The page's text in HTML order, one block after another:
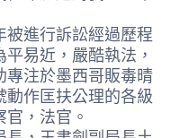
進行訴訟經過歷程
易近，嚴酷執法，
專注於墨西哥販毒晴
動作匡扶公理的各級
，法官。